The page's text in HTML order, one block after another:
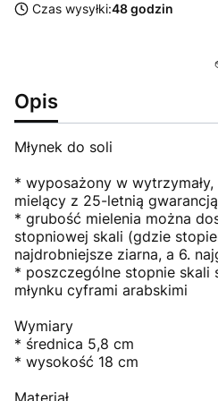
Czas wysyłki:48 godzin
Opis
Młynek do soli
* wyposażony w
mielący z 25-letnią gwarancją
* grubość mielenia można
stopniowej skali (gdzie
najdrobniejsze ziarna, a 6.
* poszczególne stopnie skali
młynku cyframi arabskimi
Wymiary
* średnica 5,8 cm
* wysokość 18 cm
Materiał